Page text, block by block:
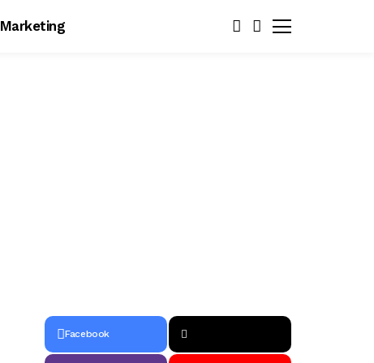
Marketing
Facebook